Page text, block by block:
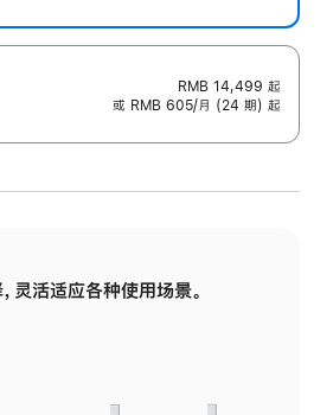
RMB 14,499 起
或 RMB 605/月 (24 期) 起
灵活适应各种使用场景。